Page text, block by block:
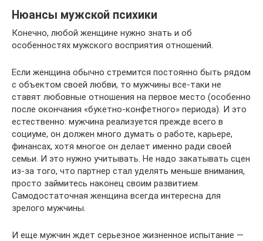
Нюансы мужской психики
Конечно, любой женщине нужно знать и об
особенностях мужского восприятия отношений.
Если женщина обычно стремится постоянно быть рядом
с объектом своей любви, то мужчины все-таки не
ставят любовные отношения на первое место (особенно
после окончания «букетно-конфетного» периода). И это
естественно: мужчина реализуется прежде всего в
социуме, он должен много думать о работе, карьере,
финансах, хотя многое он делает именно ради своей
семьи. И это нужно учитывать. Не надо закатывать сцен
из-за того, что партнер стал уделять меньше внимания,
просто займитесь наконец своим развитием.
Самодостаточная женщина всегда интересна для
зрелого мужчины.
И еще мужчин ждет серьезное жизненное испытание —